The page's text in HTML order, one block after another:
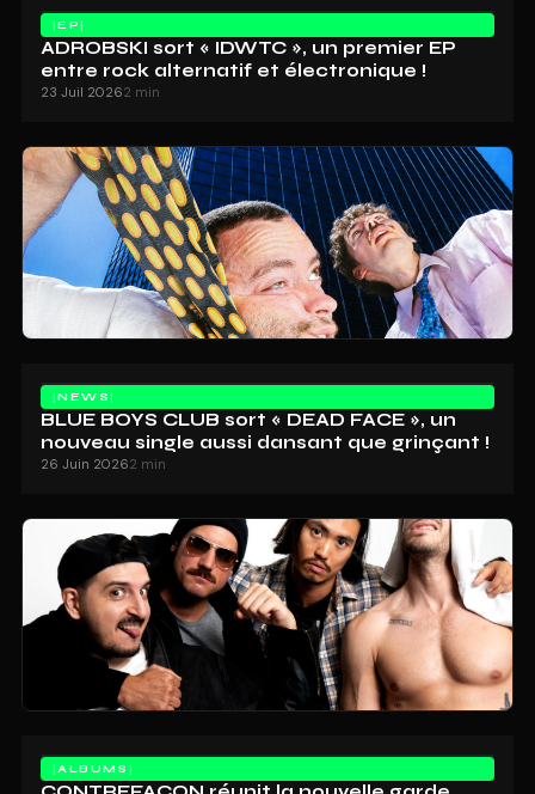
EP
ADROBSKI sort « IDWTC », un premier EP
entre rock alternatif et électronique !
23 Juil 20262 min
NEWS
BLUE BOYS CLUB sort « DEAD FACE », un
nouveau single aussi dansant que grinçant !
26 Juin 20262 min
ALBUMS